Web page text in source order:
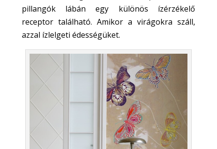
pillangók lábán egy különös ízérzékelő
receptor található. Amikor a virágokra száll,
azzal ízlelgeti édességüket.